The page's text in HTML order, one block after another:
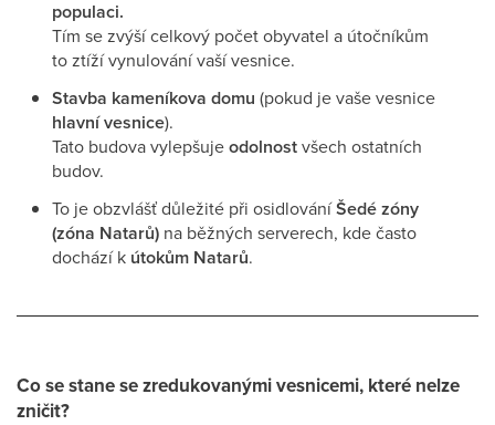
populaci.
Tím se zvýší celkový počet obyvatel a útočníkům
to ztíží vynulování vaší vesnice.
Stavba kameníkova domu (pokud je vaše vesnice
hlavní vesnice).
Tato budova vylepšujeodolnostvšech ostatních
budov.
To je obzvlášť důležité při osidlováníŠedé zóny
(zóna Natarů) na běžných serverech, kde často
dochází k útokům Natarů.
Co se stane se zredukovanými vesnicemi, které nelze
zničit?